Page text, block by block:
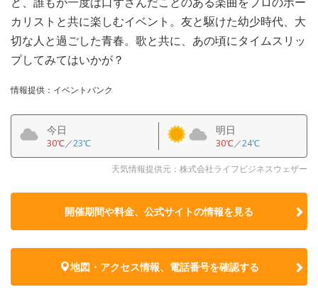
カリストと共に楽しむイベント。友と駆けた幼少時代、大
切な人と過ごした青春。歌と共に、あの頃にタイムスリッ
プしてみてはいかが？
情報提供：イベントバンク
今日
30℃／23℃
明日
30℃／24℃
天気情報提供元：株式会社ライフビジネスウェザー
開催期間や料金、公式サイトの情報を見る
地図・アクセス情報、電話番号を確認する